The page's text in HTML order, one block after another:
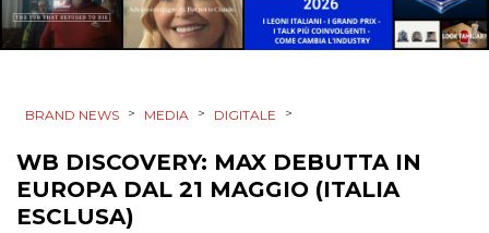
DIGITALE
ESTERNA
RADIO / AUDIO
TV
BRAND NEWS > MEDIA > DIGITALE >
WB DISCOVERY: MAX DEBUTTA IN
EUROPA DAL 21 MAGGIO (ITALIA
ESCLUSA)